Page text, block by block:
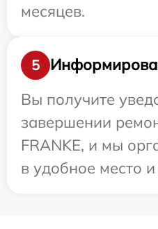
месяцев.
5
Вы получите
завершении
FRANKE, и мы
в удобное место